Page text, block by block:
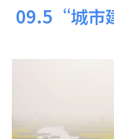
09.5“城市